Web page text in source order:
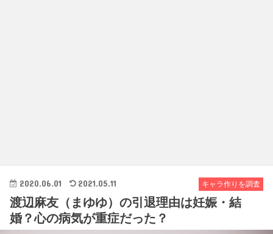
キャラ作りを調査
2020.06.01 2021.05.11
渡辺麻友（まゆゆ）の引退理由は妊娠・結
婚？心の病気が重症だった？